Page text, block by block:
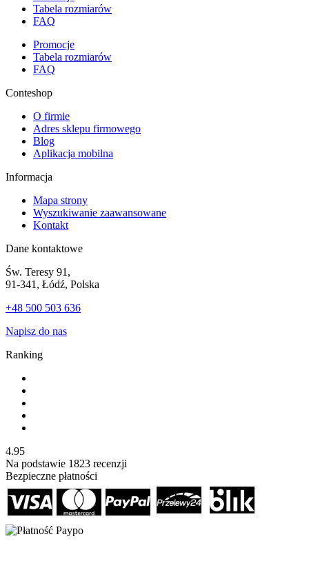
Tabela rozmiarów
FAQ
Promocje
Tabela rozmiarów
FAQ
Conteshop
O firmie
Adres sklepu firmowego
Blog
Aplikacja mobilna
Informacja
Mapa strony
Wyszukiwanie zaawansowane
Kontakt
Dane kontaktowe
Św. Teresy 91,
91-341, Łódź, Polska
+48 500 503 636
Napisz do nas
Ranking
4.95
Na podstawie 1823 recenzji
Bezpieczne płatności